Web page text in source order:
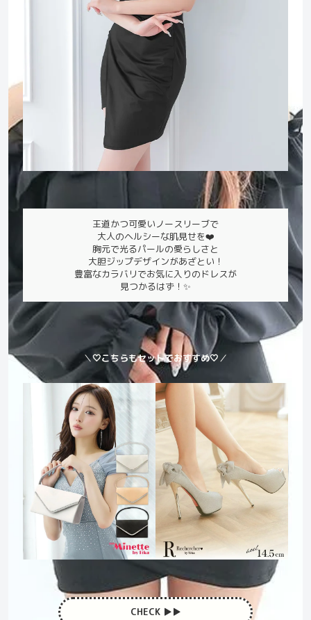
王道かつ可愛いノースリーブで
大人のヘルシーな肌見せを❤️
胸元で光るパールの愛らしさと
大胆ジップデザインがあざとい！
豊富なカラバリでお気に入りのドレスが
見つかるはず！✨
＼🤍こちらもセットでおすすめ🤍／
CHECK ▶︎▶︎